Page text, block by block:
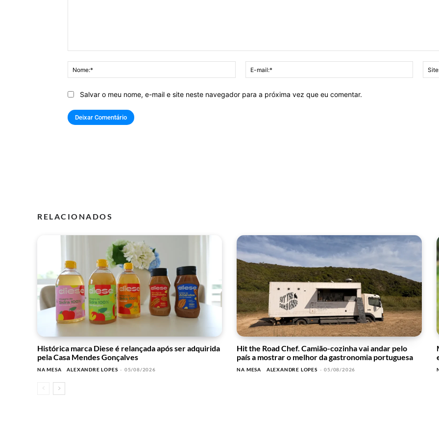
Nome:*
mail:*
Salvar o meu nome, e-mail e site neste navegador para a próxima vez que eu comentar.
RELACIONADOS
Histórica marca Diese é relançada após ser adquirida
pela Casa Mendes Gonçalves
NA MESA ALEXANDRE LOPES - 05/08/2026
Hit the Road Chef. Camião-cozinha vai andar pelo
país a mostrar o melhor da gastronomia portuguesa
NA MESA ALEXANDRE LOPES - 05/08/2026